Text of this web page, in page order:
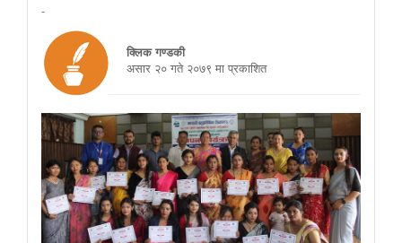
-
क्लिक गण्डकी
असार २० गते २०७९ मा प्रकाशित